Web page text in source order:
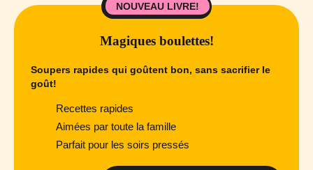
NOUVEAU LIVRE!
Magiques boulettes!
Soupers rapides qui goûtent bon, sans sacrifier le
goût!
Recettes rapides
Aimées par toute la famille
Parfait pour les soirs pressés